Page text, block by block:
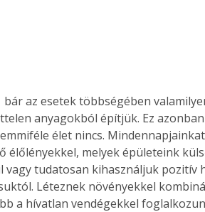
bár az esetek többségében
anyagokból építjük. Ez
élet nincs.
élőlényekkel, melyek épületeink
vagy tudatosan kihasználjuk pozitív
Léteznek növényekkel
a hívatlan vendégekkel